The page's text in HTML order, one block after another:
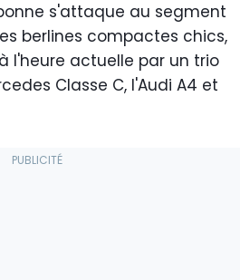
s'attaque au segment
berlines compactes chics,
l'heure actuelle par un trio
Classe C, l'Audi A4 et